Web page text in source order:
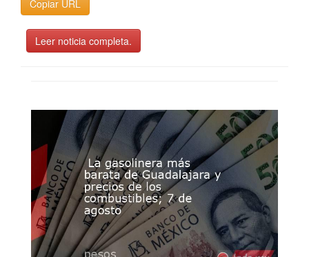
Copiar URL
Leer noticia completa.